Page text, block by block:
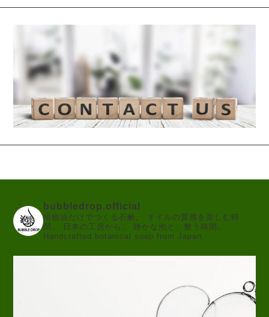
bubbledrop.official
植物油だけでつくる石鹸。
オイルの質感を楽しむ時
間。
日本の工房から。
静かな泡と、整う時間。
Handcrafted botanical soap from Japan.